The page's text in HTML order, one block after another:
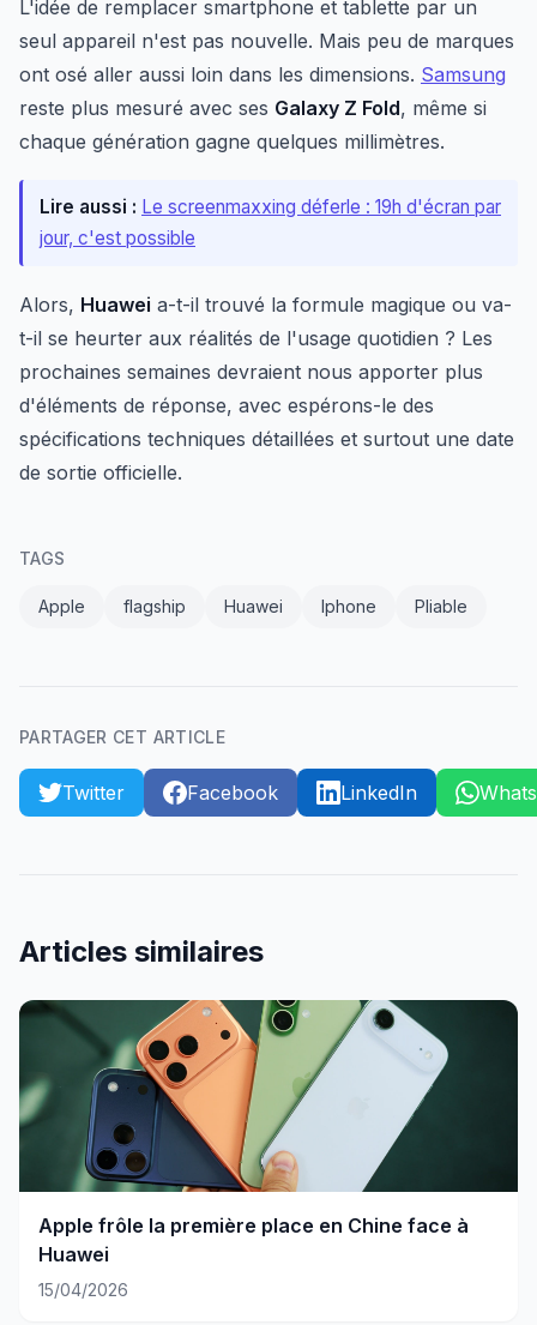
L'idée de remplacer smartphone et tablette par un
seul appareil n'est pas nouvelle. Mais peu de marques
ont osé aller aussi loin dans les dimensions. Samsung
reste plus mesuré avec ses Galaxy Z Fold, même si
chaque génération gagne quelques millimètres.
Lire aussi : Le screenmaxxing déferle : 19h d'écran par
jour, c'est possible
Alors, Huawei a-t-il trouvé la formule magique ou va-
t-il se heurter aux réalités de l'usage quotidien ? Les
prochaines semaines devraient nous apporter plus
d'éléments de réponse, avec espérons-le des
spécifications techniques détaillées et surtout une date
de sortie officielle.
TAGS
Apple flagship Huawei Iphone Pliable
PARTAGER CET ARTICLE
Twitter Facebook LinkedIn
Articles similaires
Apple frôle la première place en Chine face à
Huawei
15/04/2026